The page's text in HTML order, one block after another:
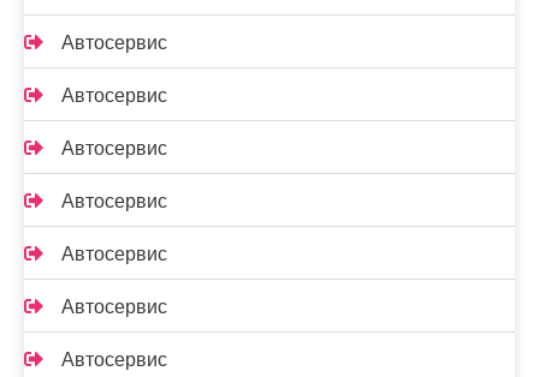
Автосервис
Автосервис
Автосервис
Автосервис
Автосервис
Автосервис
Автосервис